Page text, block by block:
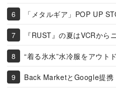
「メタルギア」POP UP
『RUST』の夏はVCRから
“着る氷水”水冷服をアウト
Back MarketとGoogle提携